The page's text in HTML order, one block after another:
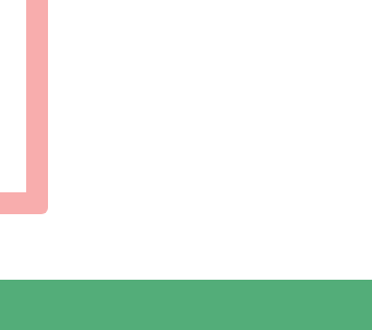
リラックスできる暮らしを目指しています。